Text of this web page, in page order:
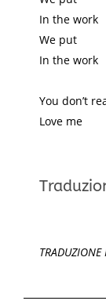
In the work
We put
In the work
You don’t
Love me
TRADUZIONE